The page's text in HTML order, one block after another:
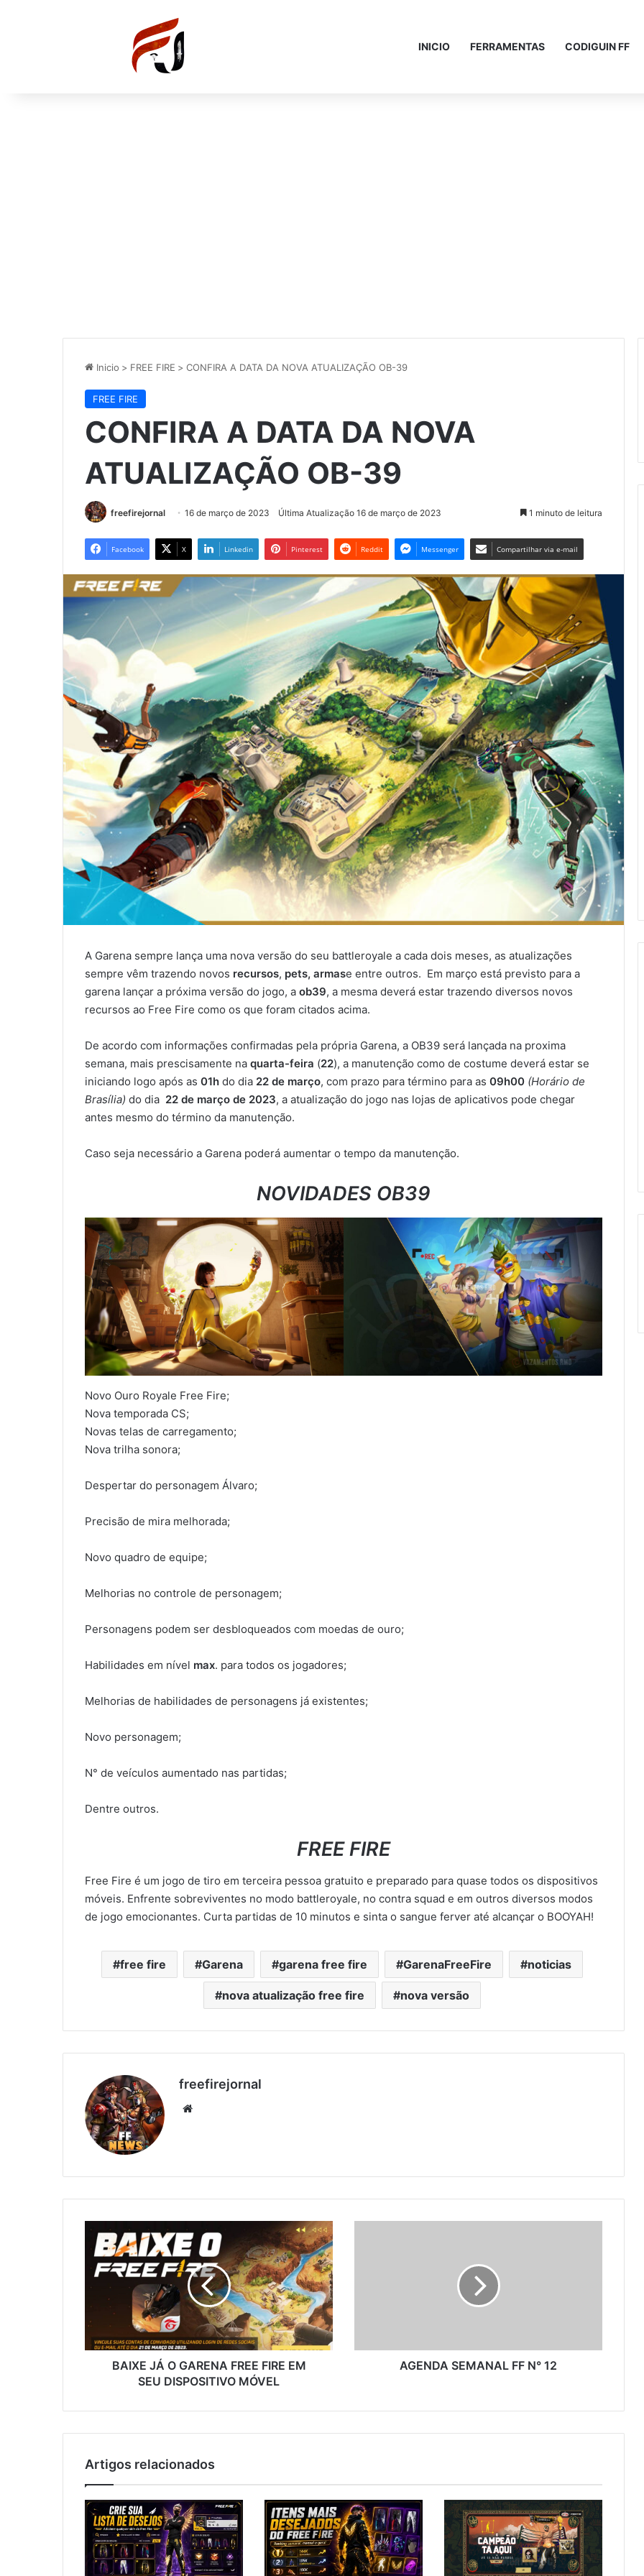
INICIO FERRAMENTAS CODIGUIN FF
Inicio > FREE FIRE > CONFIRA A DATA DA NOVA ATUALIZAÇÃO OB-39
FREE FIRE
CONFIRA A DATA DA NOVA
ATUALIZAÇÃO OB-39
freefirejornal 16 de março de 2023 Última Atualização 16 de março de 2023 1 minuto de leitura
Facebook X Linkedin Pinterest Reddit Messenger Compartilhar via e-mail
A Garena sempre lança uma nova versão do seu battleroyale a cada dois meses, as atualizações
sempre vêm trazendo novos recursos, pets, armase entre outros. Em março está previsto para a
garena lançar a próxima versão do jogo, a ob39, a mesma deverá estar trazendo diversos novos
recursos ao Free Fire como os que foram citados acima.
De acordo com informações confirmadas pela própria Garena, a OB39 será lançada na proxima
semana, mais prescisamente na quarta-feira (22), a manutenção como de costume deverá estar se
iniciando logo após as 01h do dia 22 de março, com prazo para término para as 09h00 (Horário de
Brasília) do dia 22 de março de 2023, a atualização do jogo nas lojas de aplicativos pode chegar
antes mesmo do término da manutenção.
Caso seja necessário a Garena poderá aumentar o tempo da manutenção.
NOVIDADES OB39
Novo Ouro Royale Free Fire;
Nova temporada CS;
Novas telas de carregamento;
Nova trilha sonora;
Despertar do personagem Álvaro;
Precisão de mira melhorada;
Novo quadro de equipe;
Melhorias no controle de personagem;
Personagens podem ser desbloqueados com moedas de ouro;
Habilidades em nível max. para todos os jogadores;
Melhorias de habilidades de personagens já existentes;
Novo personagem;
N° de veículos aumentado nas partidas;
Dentre outros.
FREE FIRE
Free Fire é um jogo de tiro em terceira pessoa gratuito e preparado para quase todos os dispositivos
móveis. Enfrente sobreviventes no modo battleroyale, no contra squad e em outros diversos modos
de jogo emocionantes. Curta partidas de 10 minutos e sinta o sangue ferver até alcançar o BOOYAH!
free fire Garena garena free fire GarenaFreeFire noticias
nova atualização free fire nova versão
freefirejornal
BAIXE
GARENA
FREE
EM
DISPOSITIVO
MÓVELBAIXE JÁ O GARENA FREE FIRE EM
SEU DISPOSITIVO MÓVEL
AGENDA SEMANAL FF N° 12
Artigos relacionados